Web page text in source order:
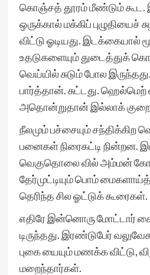
கொஞ்சத் தூரம் மீண்டும் கூட.
ஒருக்கால் மக்கிப் புழுதியைச்
விட்டு ஓடியது. இடக்கையால்
உதடுகளையும் துடைத்துக்
வெய்யில் சுடும் போல
பார்த்தான். சுட்டது. ஹெல்மெற்
அதொன்றுதான் இல்லாக்
நீலமும் பச்சையும் சந்திக்கிற
பனைகள் நிரைகட்டி நின்றன.
வெகுதொலை வில் அம்மன்
தேர்முட்டியும் பொம்
தெரிந்த சில ஓட்டுக் கூரைகள்.
எதிரே இன்னொரு மோட்டார்
டிருந்தது. இரண்டுபேர்
புகை யையும் மணக்க விட்டு,
மறைந்தார்கள்.